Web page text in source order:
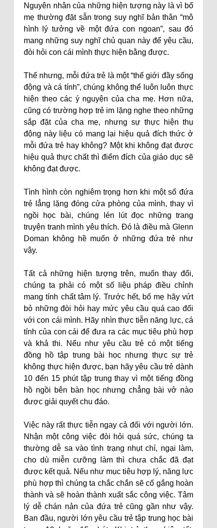
Nguyên nhân của những hiện tượng này là vì bố
mẹ thường đặt sẵn trong suy nghĩ bản thân “mô
hình lý tưởng về một đứa con ngoan”, sau đó
mang những suy nghĩ chủ quan này để yêu cầu,
đòi hỏi con cái mình thực hiện bằng được.
Thế nhưng, mỗi đứa trẻ là một “thế giới đầy sống
động và cá tính”, chúng không thể luôn luôn thực
hiện theo các ý nguyện của cha mẹ. Hơn nữa,
cũng có trường hợp trẻ im lặng nghe theo những
sắp đặt của cha mẹ, nhưng sự thực hiện thụ
động này liệu có mang lại hiệu quả đích thức ở
mỗi đứa trẻ hay không? Một khi không đạt được
hiệu quả thực chất thì điểm đích của giáo dục sẽ
không đạt được.
Tình hình còn nghiêm trọng hơn khi một số đứa
trẻ lẳng lặng đóng cửa phòng của mình, thay vì
ngồi học bài, chúng lén lút đọc những trang
truyện tranh mình yêu thích. Đó là điều mà Glenn
Doman không hề muốn ở những đứa trẻ như
vậy.
Tất cả những hiện tượng trên, muốn thay đổi,
chúng ta phải có một số liệu pháp điều chỉnh
mang tính chất tâm lý. Trước hết, bố mẹ hãy vứt
bỏ những đòi hỏi hay mức yêu cầu quá cao đối
với con cái mình. Hãy nhìn thực tiễn năng lực, cá
tính của con cái để đưa ra các mục tiêu phù hợp
và khả thi. Nếu như yêu cầu trẻ có một tiếng
đồng hồ tập trung bài học nhưng thực sự trẻ
không thực hiện được, bạn hãy yêu cầu trẻ dành
10 đến 15 phút tập trung thay vì một tiếng đồng
hồ ngồi bên bàn học nhưng chẳng bài vở nào
được giải quyết chu đáo.
Việc này rất thực tiễn ngay cả đối với người lớn.
Nhận một công việc đòi hỏi quá sức, chúng ta
thường dễ sa vào tình trạng nhụt chí, ngại làm,
cho dù miễn cưỡng làm thì chưa chắc đã đạt
được kết quả. Nếu như mục tiêu hợp lý, năng lực
phù hợp thì chúng ta chắc chắn sẽ cố gắng hoàn
thành và sẽ hoàn thành xuất sắc công việc. Tâm
lý dễ chán nản của đứa trẻ cũng gần như vậy.
Ban đầu, người lớn yêu cầu trẻ tập trung học bài